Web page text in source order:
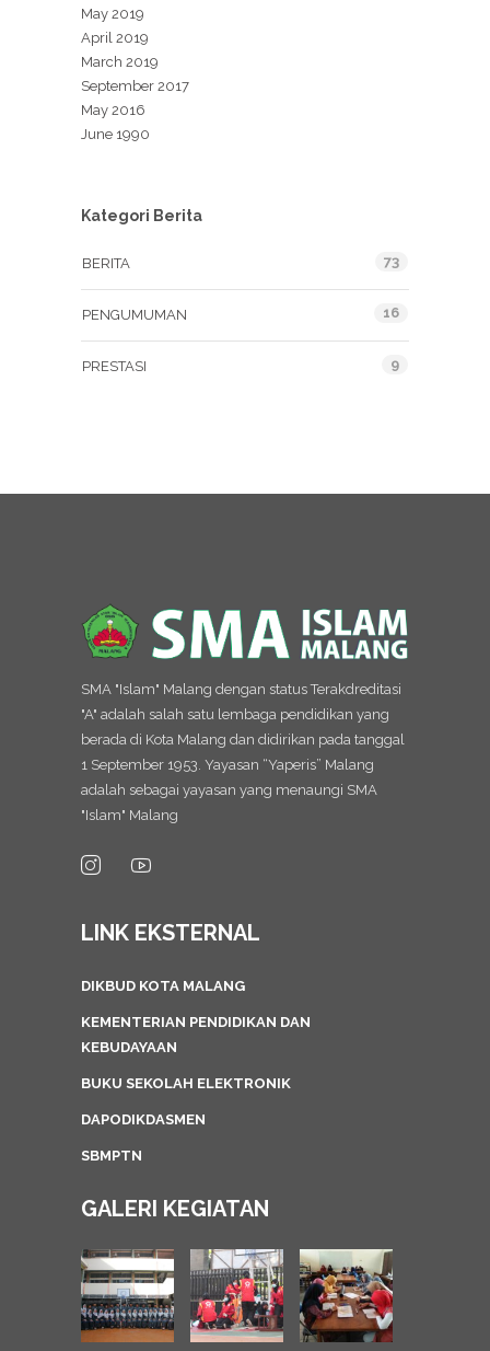
May 2019
April 2019
March 2019
September 2017
May 2016
June 1990
Kategori Berita
BERITA 73
PENGUMUMAN 16
PRESTASI 9
SMA "Islam" Malang dengan status Terakdreditasi
"A" adalah salah satu lembaga pendidikan yang
berada di Kota Malang dan didirikan pada tanggal
1 September 1953. Yayasan “Yaperis” Malang
adalah sebagai yayasan yang menaungi SMA
"Islam" Malang
LINK EKSTERNAL
DIKBUD KOTA MALANG
KEMENTERIAN PENDIDIKAN DAN
KEBUDAYAAN
BUKU SEKOLAH ELEKTRONIK
DAPODIKDASMEN
SBMPTN
GALERI KEGIATAN